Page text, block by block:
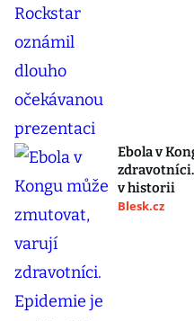
Ebola v
v historii
Blesk.cz